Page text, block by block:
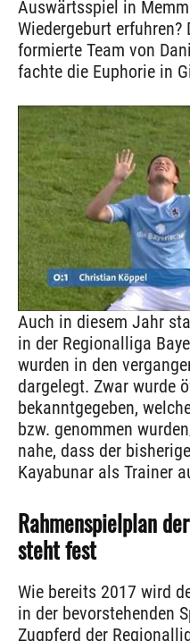
Auswärtsspiel in
Wiedergeburt
formierte Team von
fachte die Euphorie in
Auch in diesem Jahr
in der Regionalliga
wurden in den
dargelegt. Zwar wurde
bekanntgegeben,
bzw. genommen
nahe, dass der
Kayabunar als Trainer
Rahmenspielplan
steht fest
Wie bereits 2017 wird
in der bevorstehenden
Zugpferd der